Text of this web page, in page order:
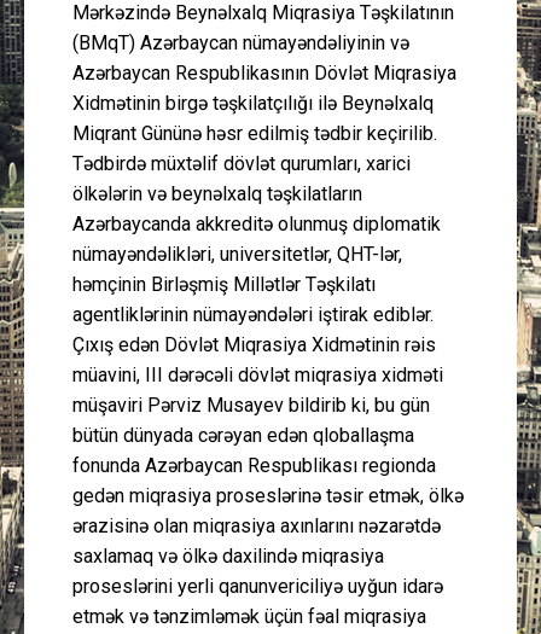
Cəmiyyət
Peşə etikası
Əlaqə
Mərkəzində Beynəlxalq Miqrasiya Təşkilatının
(BMqT) Azərbaycan nümayəndəliyinin və
Azərbaycan Respublikasının Dövlət Miqrasiya
Xidmətinin birgə təşkilatçılığı ilə Beynəlxalq
Miqrant Gününə həsr edilmiş tədbir keçirilib.
Tədbirdə müxtəlif dövlət qurumları, xarici
ölkələrin və beynəlxalq təşkilatların
Azərbaycanda akkreditə olunmuş diplomatik
nümayəndəlikləri, universitetlər, QHT-lər,
həmçinin Birləşmiş Millətlər Təşkilatı
agentliklərinin nümayəndələri iştirak ediblər.
Çıxış edən Dövlət Miqrasiya Xidmətinin rəis
müavini, III dərəcəli dövlət miqrasiya xidməti
müşaviri Pərviz Musayev bildirib ki, bu gün
bütün dünyada cərəyan edən qloballaşma
fonunda Azərbaycan Respublikası regionda
gedən miqrasiya proseslərinə təsir etmək, ölkə
ərazisinə olan miqrasiya axınlarını nəzarətdə
saxlamaq və ölkə daxilində miqrasiya
proseslərini yerli qanunvericiliyə uyğun idarə
etmək və tənzimləmək üçün fəal miqrasiya